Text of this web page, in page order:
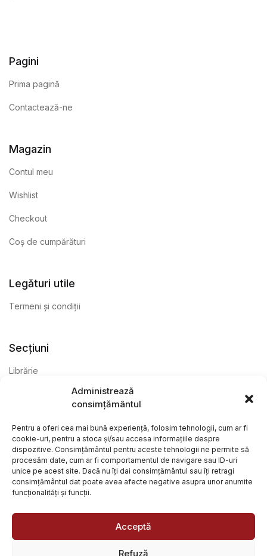
Administrează
consimțământul
Pentru a oferi cea mai bună experiență, folosim tehnologii, cum ar fi
cookie-uri, pentru a stoca și/sau accesa informațiile despre
dispozitive. Consimțământul pentru aceste tehnologii ne permite să
procesăm date, cum ar fi comportamentul de navigare sau ID-uri
unice pe acest site. Dacă nu îți dai consimțământul sau îți retragi
consimțământul dat poate avea afecte negative asupra unor anumite
funcționalități și funcții.
Acceptă
Refuză
Pagini
Prima pagină
Contactează-ne
Magazin
Contul meu
Wishlist
Checkout
Coș de cumpărături
Legături utile
Termeni și condiții
Secțiuni
Librărie
@ Librăria Arcana. Toate drepturile rezervate. Site creat de